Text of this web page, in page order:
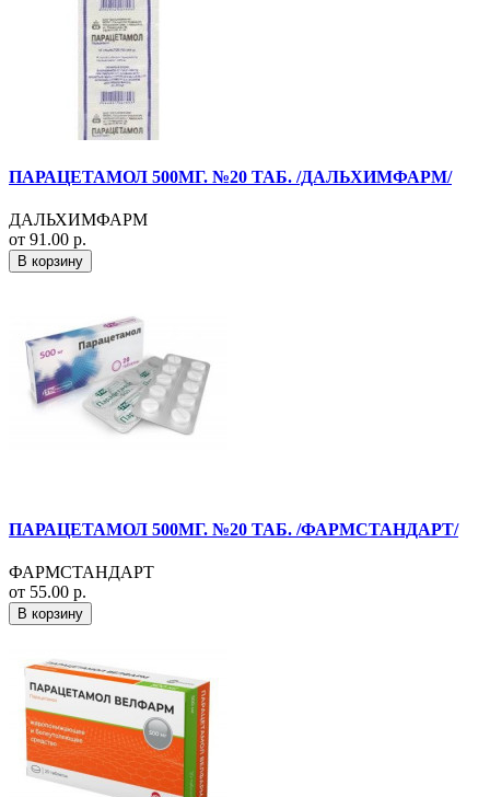
ПАРАЦЕТАМОЛ 500МГ. №20 ТАБ. /ДАЛЬХИМФАРМ/
ДАЛЬХИМФАРМ
от 91.00 р.
В корзину
ПАРАЦЕТАМОЛ 500МГ. №20 ТАБ. /ФАРМСТАНДАРТ/
ФАРМСТАНДАРТ
от 55.00 р.
В корзину